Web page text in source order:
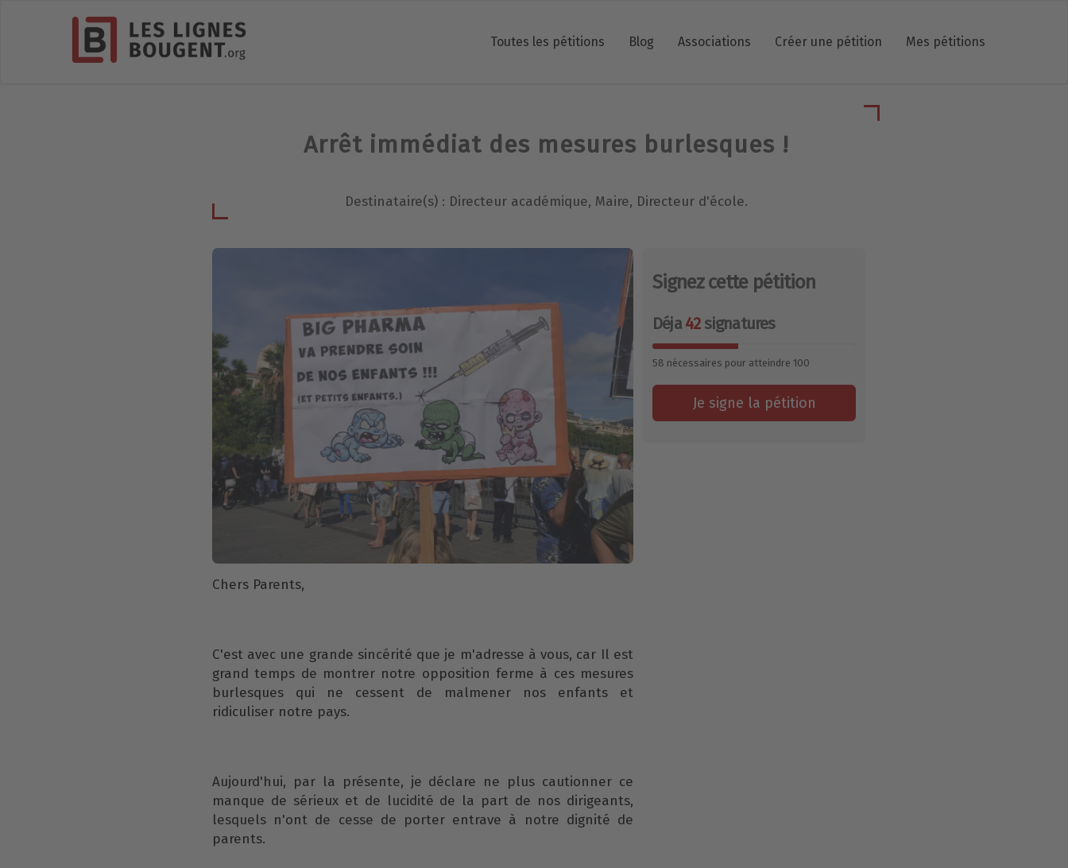
Toutes les pétitions Blog Associations Créer une pétition Mes pétitions
Arrêt immédiat des mesures burlesques !
Destinataire(s) : Directeur académique, Maire, Directeur d'école.
Chers Parents,
C'est avec une grande sincérité que je m'adresse à vous, car Il est
grand temps de montrer notre opposition ferme à ces mesures
burlesques qui ne cessent de malmener nos enfants et
ridiculiser notre pays.
Aujourd'hui, par la présente, je déclare ne plus cautionner ce
manque de sérieux et de lucidité de la part de nos dirigeants,
lesquels n'ont de cesse de porter entrave à notre dignité de
parents.
Signez cette pétition
Déja42signatures
58 nécessaires pour atteindre 100
Je signe la pétition